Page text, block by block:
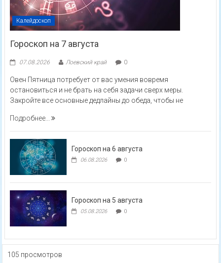
Калейдоскоп
Гороскоп на 7 августа
07.08.2026 Лоевский край 0
Овен Пятница потребует от вас умения вовремя
остановиться и не брать на себя задачи сверх меры.
Закройте все основные дедлайны до обеда, чтобы не
Подробнее...
Гороскоп на 6 августа
06.08.2026 0
Гороскоп на 5 августа
05.08.2026 0
105 просмотров